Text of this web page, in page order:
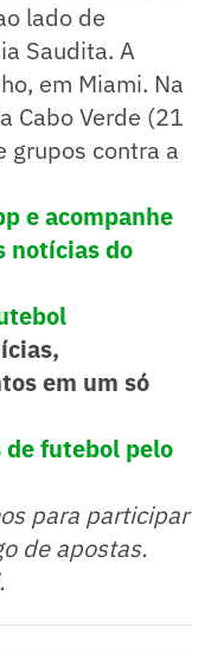
lado de
Saudita. A
em Miami. Na
Cabo Verde (21
grupos contra a
e acompanhe
notícias do
em um só
de futebol pelo
para participar
de apostas.